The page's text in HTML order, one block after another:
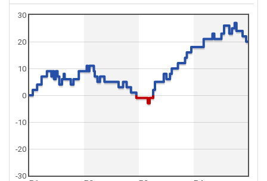
0
10
20
30
-30
-20
-10